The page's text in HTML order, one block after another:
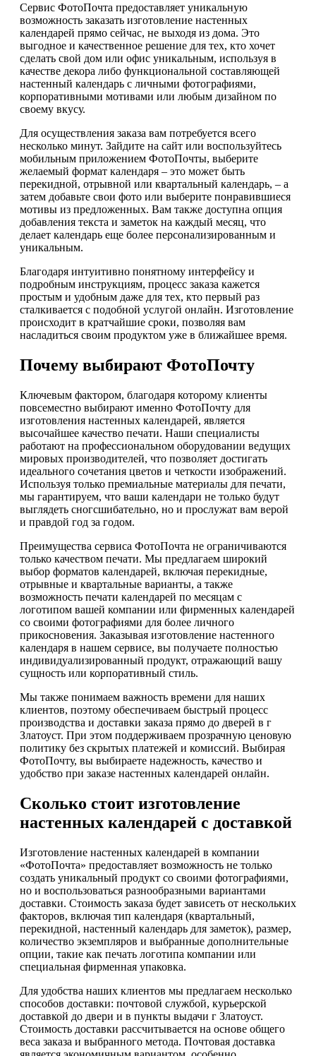
Сервис ФотоПочта предоставляет уникальную
возможность заказать изготовление настенных
календарей прямо сейчас, не выходя из дома. Это
выгодное и качественное решение для тех, кто хочет
сделать свой дом или офис уникальным, используя в
качестве декора либо функциональной составляющей
настенный календарь с личными фотографиями,
корпоративными мотивами или любым дизайном по
своему вкусу.
Для осуществления заказа вам потребуется всего
несколько минут. Зайдите на сайт или воспользуйтесь
мобильным приложением ФотоПочты, выберите
желаемый формат календаря – это может быть
перекидной, отрывной или квартальный календарь, – а
затем добавьте свои фото или выберите понравившиеся
мотивы из предложенных. Вам также доступна опция
добавления текста и заметок на каждый месяц, что
делает календарь еще более персонализированным и
уникальным.
Благодаря интуитивно понятному интерфейсу и
подробным инструкциям, процесс заказа кажется
простым и удобным даже для тех, кто первый раз
сталкивается с подобной услугой онлайн. Изготовление
происходит в кратчайшие сроки, позволяя вам
насладиться своим продуктом уже в ближайшее время.
Почему выбирают ФотоПочту
Ключевым фактором, благодаря которому клиенты
повсеместно выбирают именно ФотоПочту для
изготовления настенных календарей, является
высочайшее качество печати. Наши специалисты
работают на профессиональном оборудовании ведущих
мировых производителей, что позволяет достигать
идеального сочетания цветов и четкости изображений.
Используя только премиальные материалы для печати,
мы гарантируем, что ваши календари не только будут
выглядеть сногсшибательно, но и прослужат вам верой
и правдой год за годом.
Преимущества сервиса ФотоПочта не ограничиваются
только качеством печати. Мы предлагаем широкий
выбор форматов календарей, включая перекидные,
отрывные и квартальные варианты, а также
возможность печати календарей по месяцам с
логотипом вашей компании или фирменных календарей
со своими фотографиями для более личного
прикосновения. Заказывая изготовление настенного
календаря в нашем сервисе, вы получаете полностью
индивидуализированный продукт, отражающий вашу
сущность или корпоративный стиль.
Мы также понимаем важность времени для наших
клиентов, поэтому обеспечиваем быстрый процесс
производства и доставки заказа прямо до дверей в г
Златоуст. При этом поддерживаем прозрачную ценовую
политику без скрытых платежей и комиссий. Выбирая
ФотоПочту, вы выбираете надежность, качество и
удобство при заказе настенных календарей онлайн.
Сколько стоит изготовление
настенных календарей с доставкой
Изготовление настенных календарей в компании
«ФотоПочта» предоставляет возможность не только
создать уникальный продукт со своими фотографиями,
но и воспользоваться разнообразными вариантами
доставки. Стоимость заказа будет зависеть от нескольких
факторов, включая тип календаря (квартальный,
перекидной, настенный календарь для заметок), размер,
количество экземпляров и выбранные дополнительные
опции, такие как печать логотипа компании или
специальная фирменная упаковка.
Для удобства наших клиентов мы предлагаем несколько
способов доставки: почтовой службой, курьерской
доставкой до двери и в пункты выдачи г Златоуст.
Стоимость доставки рассчитывается на основе общего
веса заказа и выбранного метода. Почтовая доставка